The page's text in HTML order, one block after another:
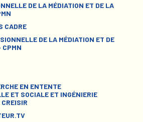
DE LA MÉDIATION ET DE LA
CADRE
DE LA MÉDIATION ET DE
CPMN
EN ENTENTE
ET SOCIALE ET INGÉNIERIE